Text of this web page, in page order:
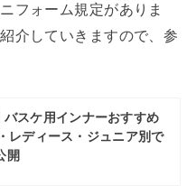
フォーム規定がありま
介していきますので、参
バスケ用インナーおすすめ
レディース・ジュニア別で
開